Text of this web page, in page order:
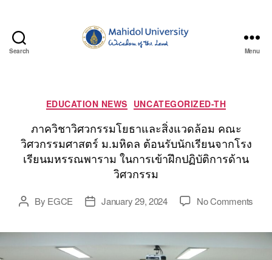
Search
and
Environmental
Engineering,
Faculty
of
Engineering,
Mahidol
University
Menu
Categories
EDUCATION NEWS UNCATEGORIZED-TH
ภาควิชาวิศวกรรมโยธาและสิ่งแวดล้อม คณะ
วิศวกรรมศาสตร์ ม.มหิดล ต้อนรับนักเรียนจากโรง
เรียนมหรรณพาราม ในการเข้าฝึกปฏิบัติการด้าน
วิศวกรรม
PostBy EGCE
PostJanuary 29, 2024 No Comments